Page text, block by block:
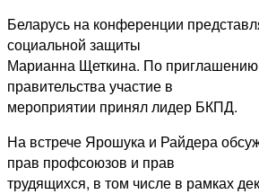
Беларусь на конференции
социальной защиты
Марианна Щеткина. По приглашению
правительства участие в
мероприятии принял лидер БКПД.
На встрече Ярошука и Райдера
прав профсоюзов и прав
трудящихся, в том числе в рамках